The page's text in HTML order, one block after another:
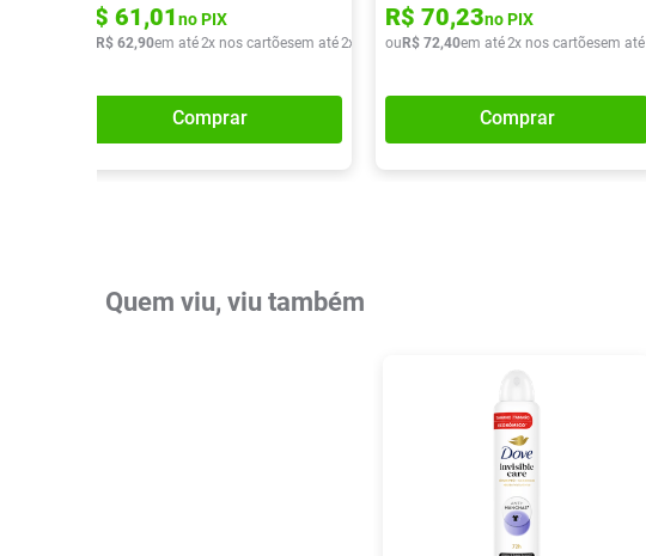
R$ 61,01no PIX
R$ 62,90em até2x nos cartõesem até2x de R$ 31,45
Comprar
R$ 70,23no PIX
ouR$ 72,40em até2x nos cartõesem até
Comprar
Quem viu, viu também